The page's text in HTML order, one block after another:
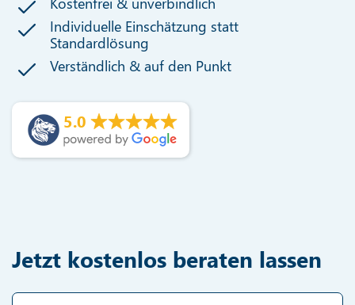
Individuelle Einschätzung statt
Standardlösung
Verständlich & auf den Punkt
5.0
Jetzt kostenlos beraten lassen